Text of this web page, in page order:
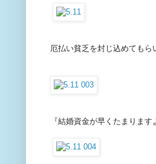
厄払い貧乏を封じ込めてもら
『結婚資金が早くたまりま